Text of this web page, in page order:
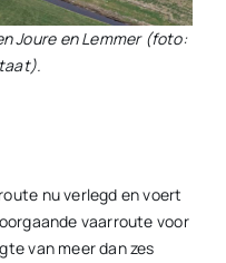
Joure en Lemmer (foto:
nu verlegd en voert
vaarroute voor
van meer dan zes